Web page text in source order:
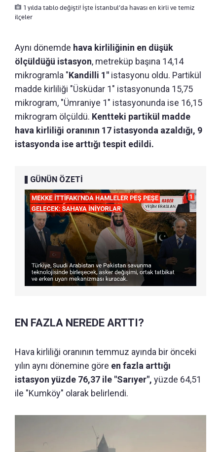
1 yılda tablo değişti! İşte İstanbul’da havası en kirli ve temiz
ilçeler
Aynı dönemde hava kirliliğinin en düşük
ölçüldüğü istasyon, metreküp başına 14,14
mikrogramla "Kandilli 1" istasyonu oldu. Partikül
madde kirliliği "Üsküdar 1" istasyonunda 15,75
mikrogram, "Ümraniye 1" istasyonunda ise 16,15
mikrogram ölçüldü. Kentteki partikül madde
hava kirliliği oranının 17 istasyonda azaldığı, 9
istasyonda ise arttığı tespit edildi.
GÜNÜN ÖZETİ
EN FAZLA NEREDE ARTTI?
Hava kirliliği oranının temmuz ayında bir önceki
yılın aynı dönemine göre en fazla arttığı
istasyon yüzde 76,37 ile "Sarıyer", yüzde 64,51
ile "Kumköy" olarak belirlendi.